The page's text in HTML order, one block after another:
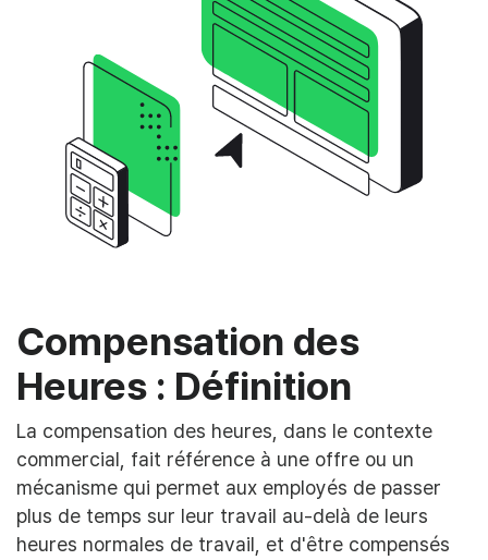
Compensation des
Heures : Définition
La compensation des heures, dans le contexte
commercial, fait référence à une offre ou un
mécanisme qui permet aux employés de passer
plus de temps sur leur travail au-delà de leurs
heures normales de travail, et d'être compensés